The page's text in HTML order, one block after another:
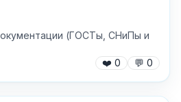
(ГОСТы, СНиПы и
❤️ 0 💬 0